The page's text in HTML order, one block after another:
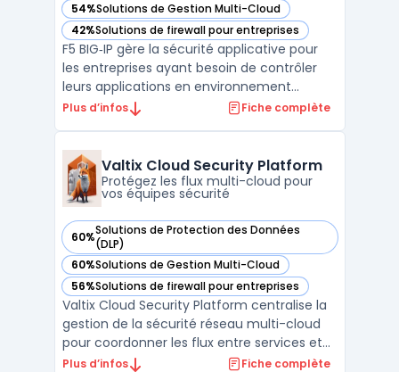
54%Solutions de Gestion Multi-Cloud
— voir F5 BIG‑IP dans cette catégorie
42%Solutions de firewall pour entreprises
— voir F5 BIG‑IP dans cette catégorie
F5 BIG‑IP gère la sécurité applicative pour
les entreprises ayant besoin de contrôler
leurs applications en environnement
hybride ou multicloud. Les équipes IT qui
risques de faille ou d’interruption. F5 BIG‑I ...
Plus d’infos Fiche complète
Valtix Cloud Security Platform
Protégez les flux multi-cloud pour
vos équipes sécurité
60%Solutions de Protection des Données
(DLP)
— voir Valtix Cloud Security Platform dans cette catégorie
60%Solutions de Gestion Multi-Cloud
— voir Valtix Cloud Security Platform dans cette catégorie
56%Solutions de firewall pour entreprises
— voir Valtix Cloud Security Platform dans cette catégorie
Valtix Cloud Security Platform centralise la
gestion de la sécurité réseau multi-cloud
pour coordonner les flux entre services et
applications hébergés dans le cloud. Ce
Plus d’infos Fiche complète